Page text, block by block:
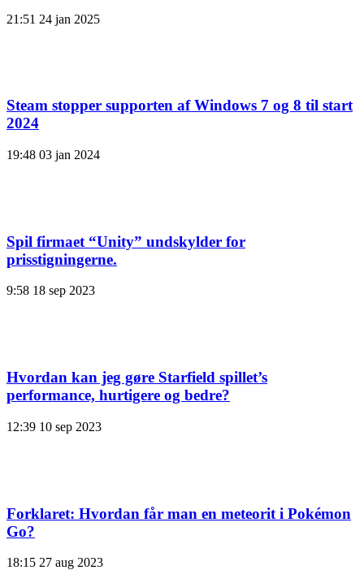
21:51 24 jan 2025
Steam stopper supporten af ​​Windows 7 og 8 til start
2024
19:48 03 jan 2024
Spil firmaet “Unity” undskylder for
prisstigningerne.
9:58 18 sep 2023
Hvordan kan jeg gøre Starfield spillet’s
performance, hurtigere og bedre?
12:39 10 sep 2023
Forklaret: Hvordan får man en meteorit i Pokémon
Go?
18:15 27 aug 2023